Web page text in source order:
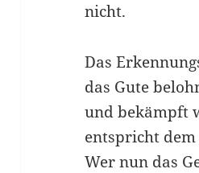
nicht.
Das
das Gute
und bekämpft
entspricht
Wer nun das